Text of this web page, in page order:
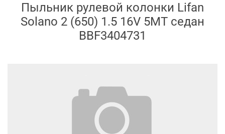
Пыльник рулевой колонки Lifan
Solano 2 (650) 1.5 16V 5MT седан
BBF3404731